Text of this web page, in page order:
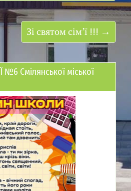
Зі святом сім’ї !!! →
№6 Смілянської міської